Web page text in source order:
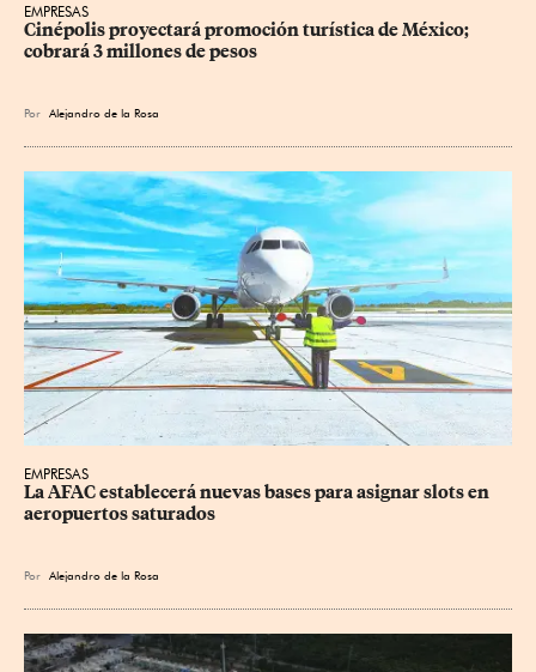
EMPRESAS
Cinépolis proyectará promoción turística de México;
cobrará 3 millones de pesos
Por Alejandro de la Rosa
EMPRESAS
La AFAC establecerá nuevas bases para asignar slots en
aeropuertos saturados
Por Alejandro de la Rosa